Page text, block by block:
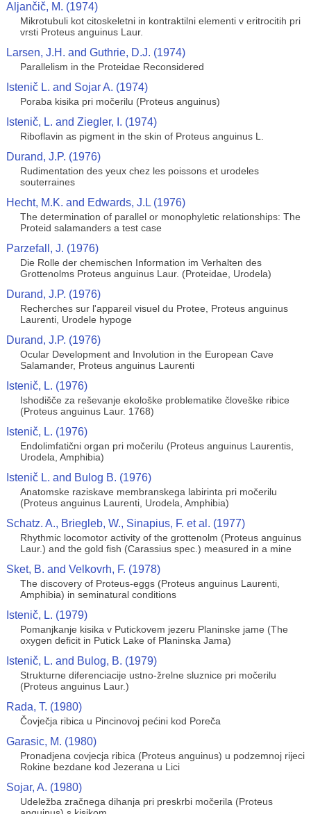
Aljančič, M. (1974)
Mikrotubuli kot citoskeletni in kontraktilni elementi v eritrocitih pri
vrsti Proteus anguinus Laur.
Larsen, J.H. and Guthrie, D.J. (1974)
Parallelism in the Proteidae Reconsidered
Istenič L. and Sojar A. (1974)
Poraba kisika pri močerilu (Proteus anguinus)
Istenič, L. and Ziegler, I. (1974)
Riboflavin as pigment in the skin of Proteus anguinus L.
Durand, J.P. (1976)
Rudimentation des yeux chez les poissons et urodeles
souterraines
Hecht, M.K. and Edwards, J.L (1976)
The determination of parallel or monophyletic relationships: The
Proteid salamanders a test case
Parzefall, J. (1976)
Die Rolle der chemischen Information im Verhalten des
Grottenolms Proteus anguinus Laur. (Proteidae, Urodela)
Durand, J.P. (1976)
Recherches sur l'appareil visuel du Protee, Proteus anguinus
Laurenti, Urodele hypoge
Durand, J.P. (1976)
Ocular Development and Involution in the European Cave
Salamander, Proteus anguinus Laurenti
Istenič, L. (1976)
Ishodišče za reševanje ekološke problematike človeške ribice
(Proteus anguinus Laur. 1768)
Istenič, L. (1976)
Endolimfatični organ pri močerilu (Proteus anguinus Laurentis,
Urodela, Amphibia)
Istenič L. and Bulog B. (1976)
Anatomske raziskave membranskega labirinta pri močerilu
(Proteus anguinus Laurenti, Urodela, Amphibia)
Schatz. A., Briegleb, W., Sinapius, F. et al. (1977)
Rhythmic locomotor activity of the grottenolm (Proteus anguinus
Laur.) and the gold fish (Carassius spec.) measured in a mine
Sket, B. and Velkovrh, F. (1978)
The discovery of Proteus-eggs (Proteus anguinus Laurenti,
Amphibia) in seminatural conditions
Istenič, L. (1979)
Pomanjkanje kisika v Putickovem jezeru Planinske jame (The
oxygen deficit in Putick Lake of Planinska Jama)
Istenič, L. and Bulog, B. (1979)
Strukturne diferenciacije ustno-žrelne sluznice pri močerilu
(Proteus anguinus Laur.)
Rada, T. (1980)
Čovječja ribica u Pincinovoj pećini kod Poreča
Garasic, M. (1980)
Pronadjena covjecja ribica (Proteus anguinus) u podzemnoj rijeci
Rokine bezdane kod Jezerana u Lici
Sojar, A. (1980)
Udeležba zračnega dihanja pri preskrbi močerila (Proteus